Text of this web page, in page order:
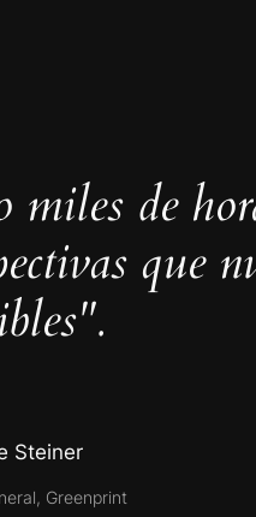
de
que
Steiner
Greenprint